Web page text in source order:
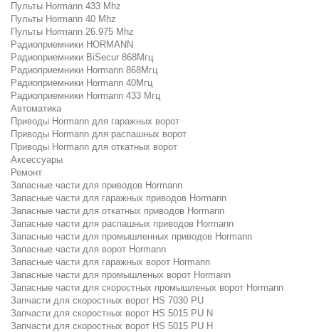
Пульты Hormann 433 Mhz
Пульты Hormann 40 Mhz
Пульты Hormann 26.975 Mhz
Радиоприемники HORMANN
Радиоприемники BiSecur 868Мгц
Радиоприемники Hormann 868Мгц
Радиоприемники Hormann 40Мгц
Радиоприемники Hormann 433 Мгц
Автоматика
Приводы Hormann для гаражных ворот
Приводы Hormann для распашных ворот
Приводы Hormann для откатных ворот
Аксессуары
Ремонт
Запасные части для приводов Hormann
Запасные части для гаражных приводов Hormann
Запасные части для откатных приводов Hormann
Запасные части для распашных приводов Hormann
Запасные части для промышленных приводов Hormann
Запасные части для ворот Hormann
Запасные части для гаражных ворот Hormann
Запасные части для промышленых ворот Hormann
Запасные части для скоростных промышленых ворот Hormann
Запчасти для скоростных ворот HS 7030 PU
Запчасти для скоростных ворот HS 5015 PU N
Запчасти для скоростных ворот HS 5015 PU H